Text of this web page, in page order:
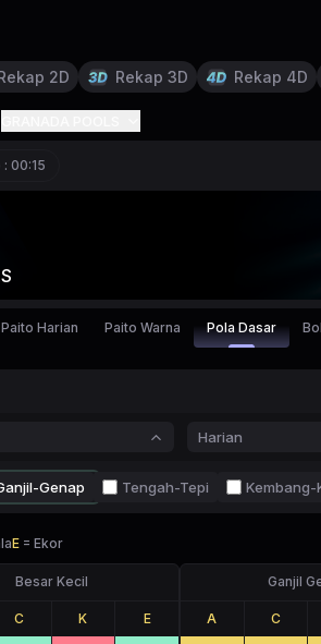
2D Rekap 3D Rekap 4D
: 00:15
Paito Harian Paito Warna Pola Dasar
Harian
Genap Tengah-Tepi Kembang-
E = Ekor
Besar Kecil
C K E
Ganjil
A C